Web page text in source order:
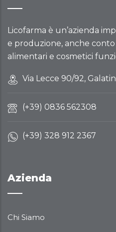
Licofarma è un’azienda
e produzione, anche
alimentari e cosmetici
Via Lecce 90/92,
(+39) 0836 562308
(+39) 328 912 2367
Azienda
Chi Siamo